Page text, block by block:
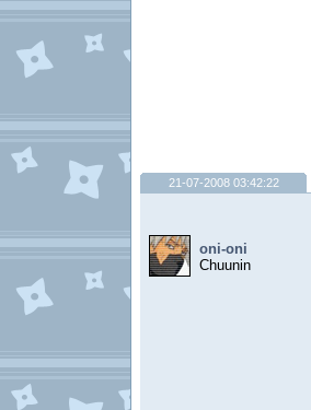
21-07-2008 03:42:22
oni-oni
Chuunin